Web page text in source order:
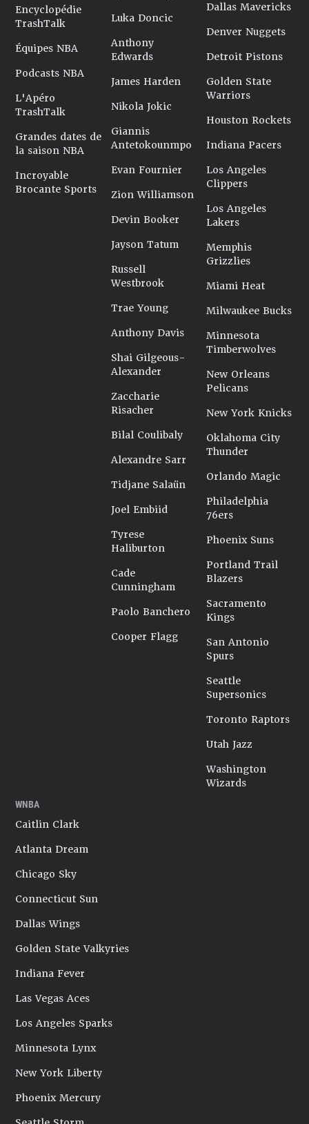
Encyclopédie
TrashTalk
Équipes NBA
Podcasts NBA
L'Apéro
TrashTalk
Grandes dates de
la saison NBA
Incroyable
Brocante Sports
Luka Doncic
Anthony
Edwards
James Harden
Nikola Jokic
Giannis
Antetokounmpo
Evan Fournier
Zion Williamson
Devin Booker
Jayson Tatum
Russell
Westbrook
Trae Young
Anthony Davis
Shai Gilgeous-
Alexander
Zaccharie
Risacher
Bilal Coulibaly
Alexandre Sarr
Tidjane Salaün
Joel Embiid
Tyrese
Haliburton
Cade
Cunningham
Paolo Banchero
Cooper Flagg
Dallas Mavericks
Denver Nuggets
Detroit Pistons
Golden State
Warriors
Houston Rockets
Indiana Pacers
Los Angeles
Clippers
Los Angeles
Lakers
Memphis
Grizzlies
Miami Heat
Milwaukee Bucks
Minnesota
Timberwolves
New Orleans
Pelicans
New York Knicks
Oklahoma City
Thunder
Orlando Magic
Philadelphia
76ers
Phoenix Suns
Portland Trail
Blazers
Sacramento
Kings
San Antonio
Spurs
Seattle
Supersonics
Toronto Raptors
Utah Jazz
Washington
Wizards
WNBA
Caitlin Clark
Atlanta Dream
Chicago Sky
Connecticut Sun
Dallas Wings
Golden State Valkyries
Indiana Fever
Las Vegas Aces
Los Angeles Sparks
Minnesota Lynx
New York Liberty
Phoenix Mercury